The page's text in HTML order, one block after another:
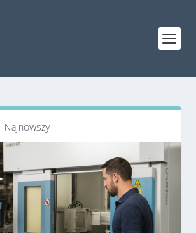
Najnowszy